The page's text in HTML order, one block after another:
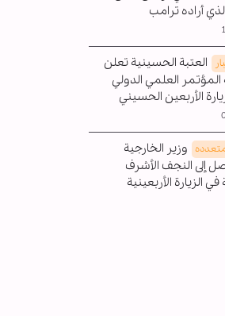
أراده ترامب
العتبة الحسينية تعلن
العلمي الدولي
الأربعين الحسيني
وزير الخارجية
إلى النجف الأشرف
الزيارة الأربعينية